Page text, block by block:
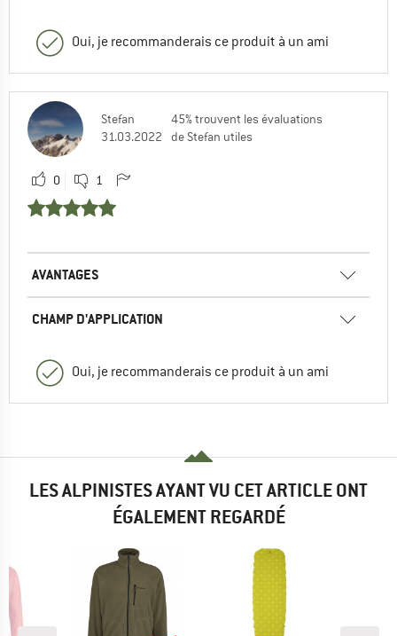
Oui, je recommanderais ce produit à un ami
Stefan
31.03.2022
45% trouvent les évaluations
de Stefan utiles
0 1
AVANTAGES
CHAMP D'APPLICATION
Oui, je recommanderais ce produit à un ami
LES ALPINISTES AYANT VU CET ARTICLE ONT
ÉGALEMENT REGARDÉ